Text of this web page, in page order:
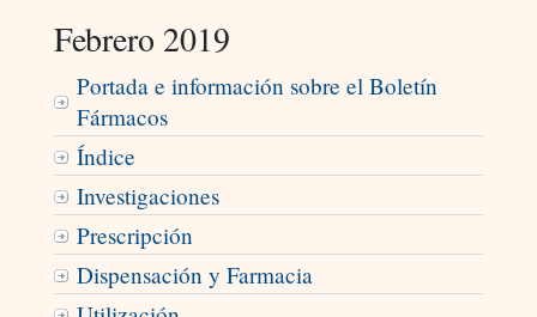
Febrero 2019
Portada e información sobre el Boletín
Fármacos
Índice
Investigaciones
Prescripción
Dispensación y Farmacia